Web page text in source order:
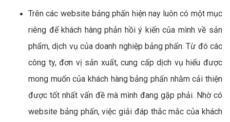
Trên các website bảng phấn hiện nay luôn có một mục
riêng để khách hàng phản hồi ý kiến của mình về sản
phẩm, dịch vụ của doanh nghiệp bảng phấn. Từ đó các
công ty, đơn vị sản xuất, cung cấp dịch vụ hiểu được
mong muốn của khách hàng bảng phấn nhằm cải thiện
được tốt nhất vấn đề mà mình đang gặp phải. Nhờ có
website bảng phấn, việc giải đáp thắc mắc của khách